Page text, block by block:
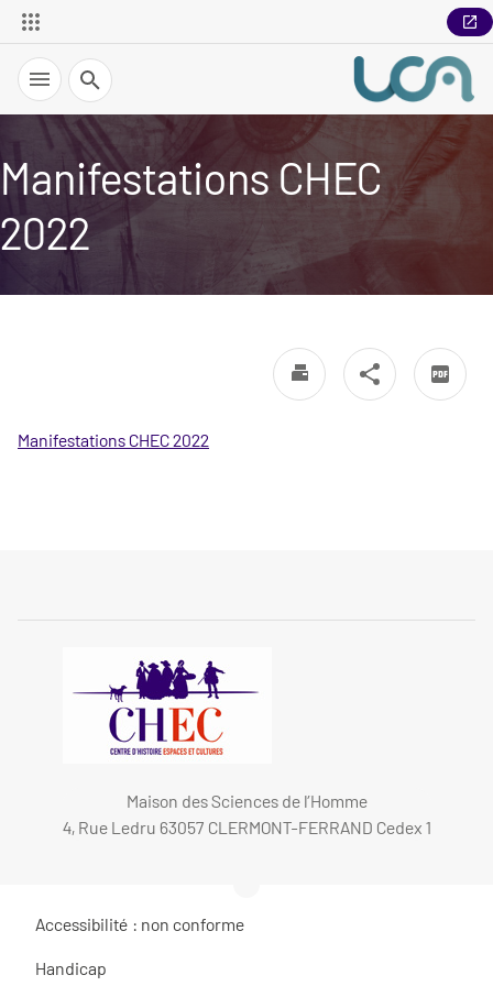
Recherche
Manifestations CHEC
2022
Manifestations CHEC 2022
Maison des Sciences de l’Homme
4, Rue Ledru 63057 CLERMONT-FERRAND Cedex 1
Accessibilité : non conforme
Handicap